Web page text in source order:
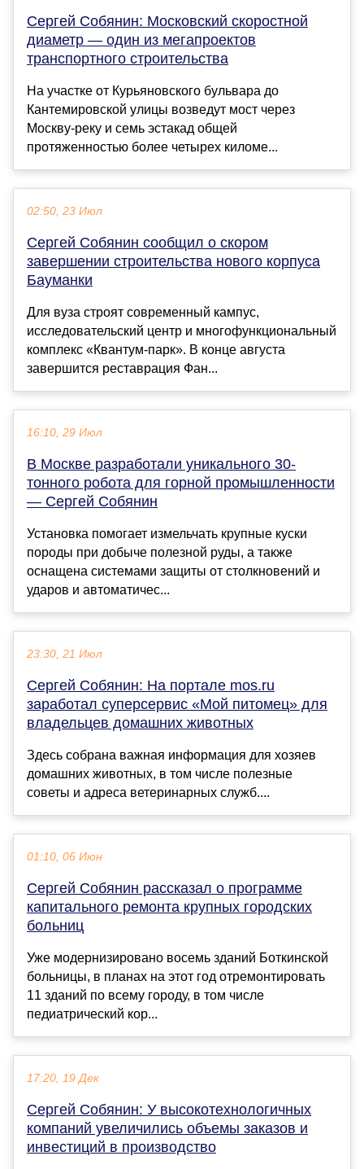
Сергей Собянин: Московский скоростной
диаметр — один из мегапроектов
транспортного строительства
На участке от Курьяновского бульвара до
Кантемировской улицы возведут мост через
Москву-реку и семь эстакад общей
протяженностью более четырех киломе...
02:50, 23 Июл
Сергей Собянин сообщил о скором
завершении строительства нового корпуса
Бауманки
Для вуза строят современный кампус,
исследовательский центр и многофункциональный
комплекс «Квантум-парк». В конце августа
завершится реставрация Фан...
16:10, 29 Июл
В Москве разработали уникального 30-
тонного робота для горной промышленности
— Сергей Собянин
Установка помогает измельчать крупные куски
породы при добыче полезной руды, а также
оснащена системами защиты от столкновений и
ударов и автоматичес...
23:30, 21 Июл
Сергей Собянин: На портале mos.ru
заработал суперсервис «Мой питомец» для
владельцев домашних животных
Здесь собрана важная информация для хозяев
домашних животных, в том числе полезные
советы и адреса ветеринарных служб....
01:10, 06 Июн
Сергей Собянин рассказал о программе
капитального ремонта крупных городских
больниц
Уже модернизировано восемь зданий Боткинской
больницы, в планах на этот год отремонтировать
11 зданий по всему городу, в том числе
педиатрический кор...
17:20, 19 Дек
Сергей Собянин: У высокотехнологичных
компаний увеличились объемы заказов и
инвестиций в производство